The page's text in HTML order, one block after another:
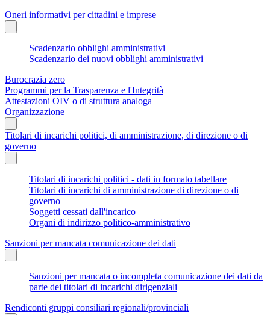
Oneri informativi per cittadini e imprese
Scadenzario obblighi amministrativi
Scadenzario dei nuovi obblighi amministrativi
Burocrazia zero
Programmi per la Trasparenza e l'Integrità
Attestazioni OIV o di struttura analoga
Organizzazione
Titolari di incarichi politici, di amministrazione, di direzione o di
governo
Titolari di incarichi politici - dati in formato tabellare
Titolari di incarichi di amministrazione di direzione o di
governo
Soggetti cessati dall'incarico
Organi di indirizzo politico-amministrativo
Sanzioni per mancata comunicazione dei dati
Sanzioni per mancata o incompleta comunicazione dei dati da
parte dei titolari di incarichi dirigenziali
Rendiconti gruppi consiliari regionali/provinciali